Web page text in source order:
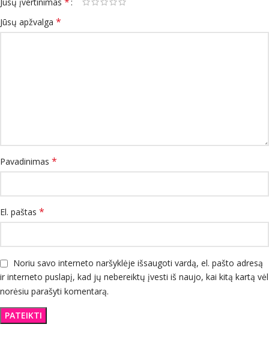
Jūsų apžvalga *
Pavadinimas *
El. paštas *
Noriu savo interneto naršyklėje išsaugoti vardą, el. pašto adresą
ir interneto puslapį, kad jų nebereiktų įvesti iš naujo, kai kitą kartą vėl
norėsiu parašyti komentarą.